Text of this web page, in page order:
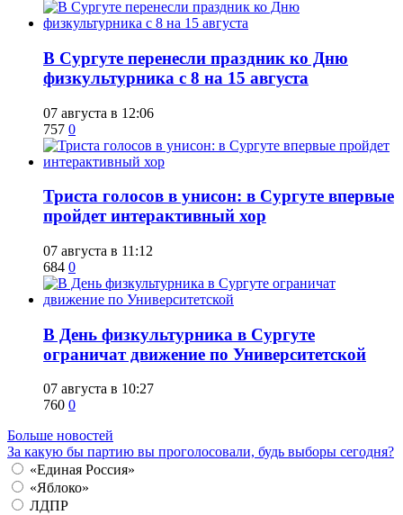
​В Сургуте перенесли праздник ко Дню
физкультурника с 8 на 15 августа
07 августа в 12:06
757 0
​Триста голосов в унисон: в Сургуте впервые
пройдет интерактивный хор
07 августа в 11:12
684 0
​В День физкультурника в Сургуте
ограничат движение по Университетской
07 августа в 10:27
760 0
Больше новостей
За какую бы партию вы проголосовали, будь выборы сегодня?
«Единая Россия»
«Яблоко»
ЛДПР